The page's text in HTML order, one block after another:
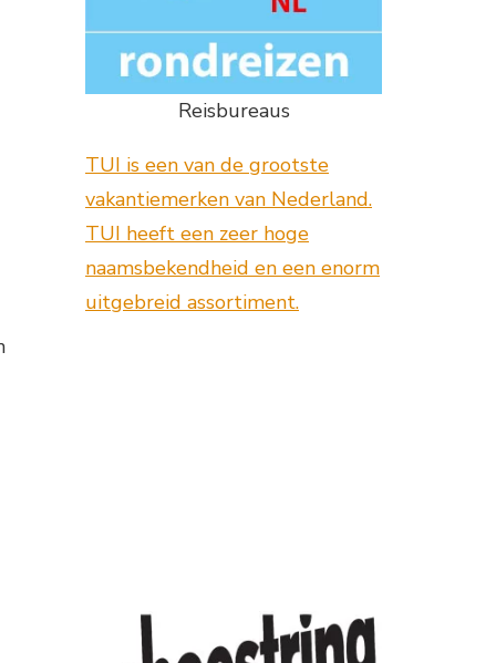
Reisbureaus
TUI is een van de grootste
vakantiemerken van Nederland.
TUI heeft een zeer hoge
naamsbekendheid en een enorm
uitgebreid assortiment.